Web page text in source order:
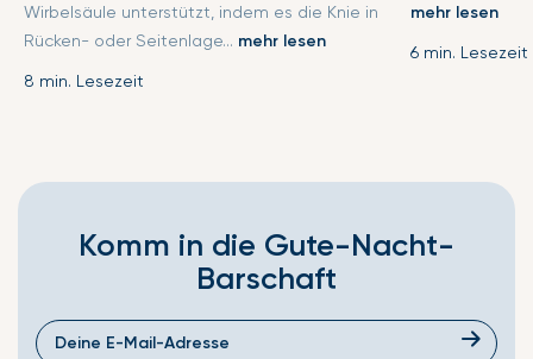
Wirbelsäule unterstützt, indem es die Knie in
Rücken- oder Seitenlage... mehr lesen
8 min. Lesezeit
mehr lesen
6 min. Lesezeit
Komm in die Gute-Nacht-
Barschaft